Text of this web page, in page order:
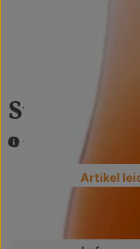
Der Betrieb
Brodowin
St.
feinherb
Artikel